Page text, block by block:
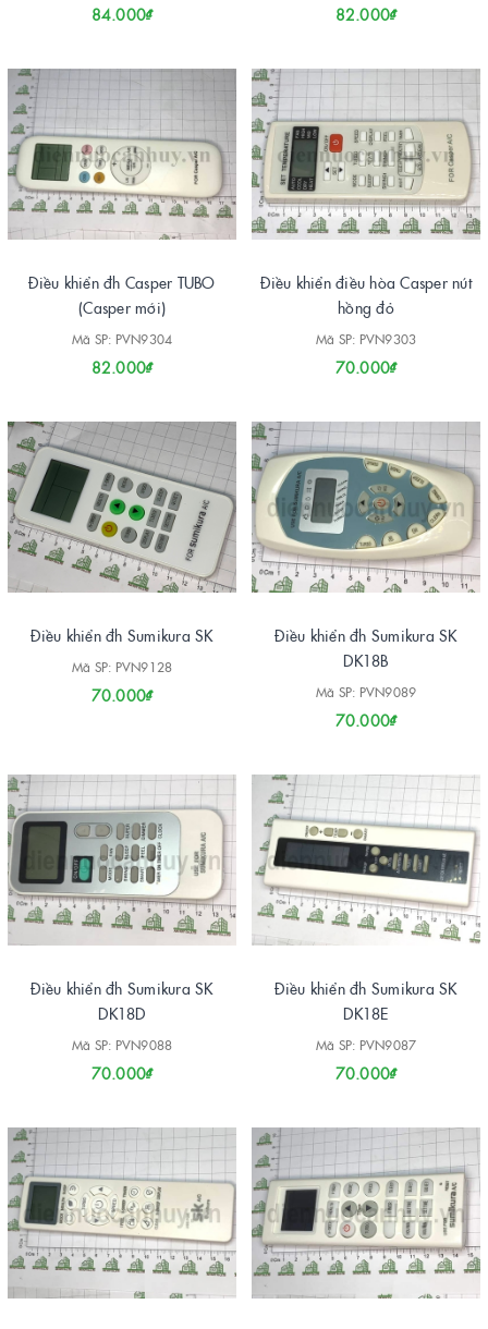
84.000₫ 82.000₫
Điều khiển đh Casper TUBO
(Casper mới)
Mã SP: PVN9304
82.000₫
Điều khiển điều hòa Casper nút
hồng đỏ
Mã SP: PVN9303
70.000₫
Điều khiển đh Sumikura SK
Mã SP: PVN9128
70.000₫
Điều khiển đh Sumikura SK
DK18B
Mã SP: PVN9089
70.000₫
Điều khiển đh Sumikura SK
DK18D
Mã SP: PVN9088
70.000₫
Điều khiển đh Sumikura SK
DK18E
Mã SP: PVN9087
70.000₫